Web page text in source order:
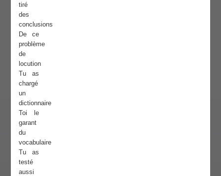
tiré
des
conclusions
De ce
problème
de
locution
Tu as
chargé
un
dictionnaire
Toi le
garant
du
vocabulaire
Tu as
testé
aussi